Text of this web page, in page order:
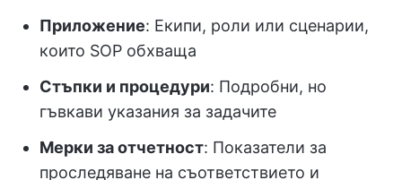
Приложение: Екипи, роли или сценарии,
които SOP обхваща
Стъпки и процедури: Подробни, но
гъвкави указания за задачите
Мерки за отчетност: Показатели за
проследяване на съответствието и